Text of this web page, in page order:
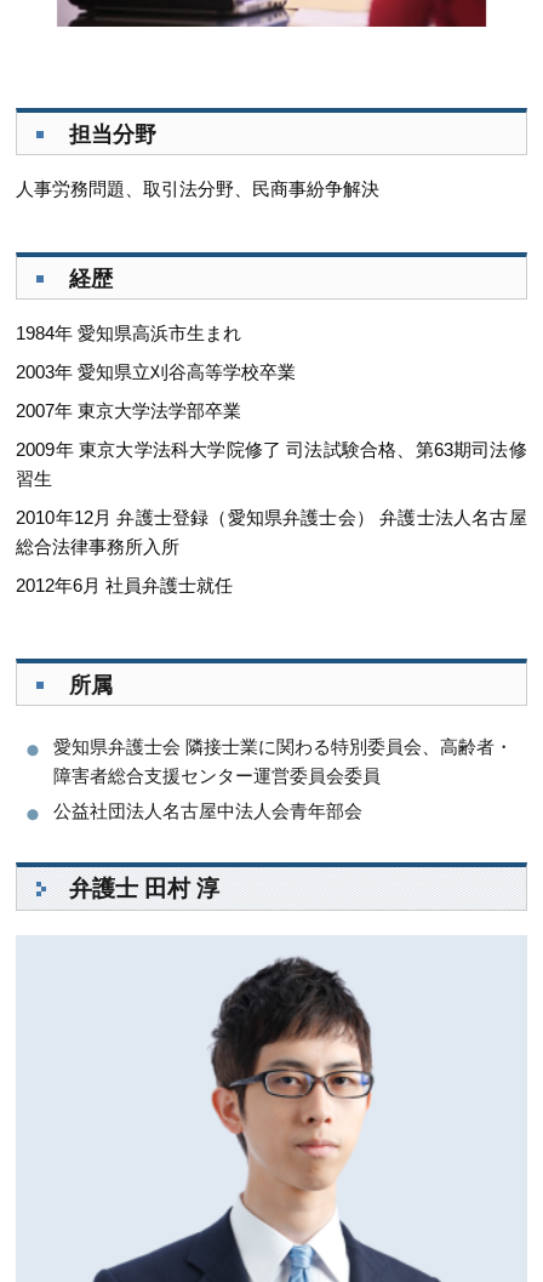
担当分野
人事労務問題、取引法分野、民商事紛争解決
経歴
1984年 愛知県高浜市生まれ
2003年 愛知県立刈谷高等学校卒業
2007年 東京大学法学部卒業
2009年 東京大学法科大学院修了 司法試験合格、第63期司法修
習生
2010年12月 弁護士登録（愛知県弁護士会） 弁護士法人名古屋
総合法律事務所入所
2012年6月 社員弁護士就任
所属
愛知県弁護士会 隣接士業に関わる特別委員会
高齢者・
障害者総合支援センター運営委員会委員
公益社団法人名古屋中法人会青年部会
弁護士 田村 淳